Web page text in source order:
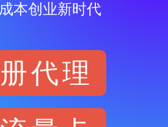
本创业新时代
代理